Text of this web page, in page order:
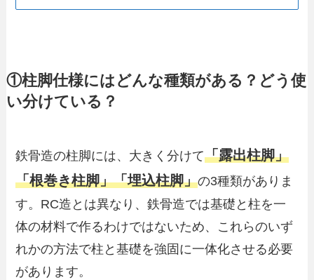
①柱脚仕様にはどんな種類がある？どう使
い分けている？
鉄骨造の柱脚には、大きく分けて「露出柱脚」
「根巻き柱脚」「埋込柱脚」の3種類がありま
す。RC造とは異なり、鉄骨造では基礎と柱を一
体の材料で作るわけではないため、これらのいず
れかの方法で柱と基礎を強固に一体化させる必要
があります。